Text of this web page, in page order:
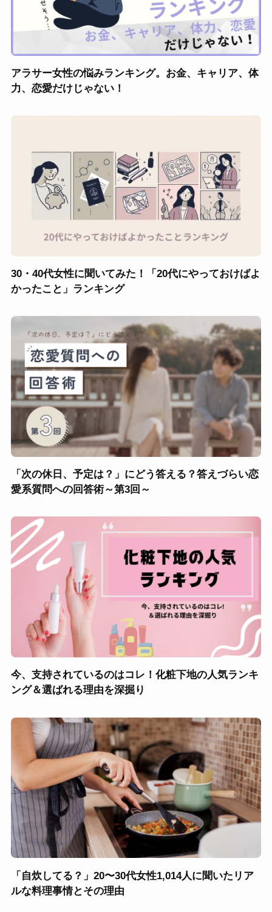
アラサー女性の悩みランキング。お金、キャリア、体
力、恋愛だけじゃない！
30・40代女性に聞いてみた！「20代にやっておけばよ
かったこと」ランキング
「次の休日、予定は？」にどう答える？答えづらい恋
愛系質問への回答術～第3回～
今、支持されているのはコレ！化粧下地の人気ランキ
ング＆選ばれる理由を深掘り
「自炊してる？」20〜30代女性1,014人に聞いたリア
ルな料理事情とその理由